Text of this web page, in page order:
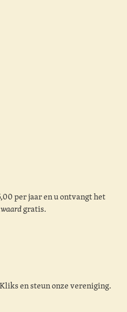
per jaar en u ontvangt het
gratis.
en steun onze vereniging.